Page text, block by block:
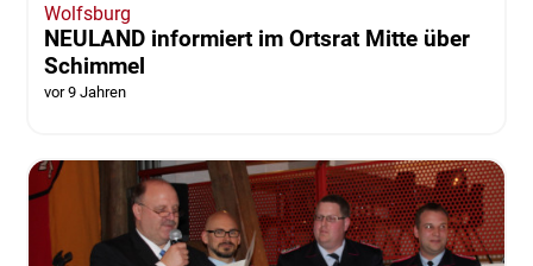
Wolfsburg
NEULAND informiert im Ortsrat Mitte über
Schimmel
vor 9 Jahren